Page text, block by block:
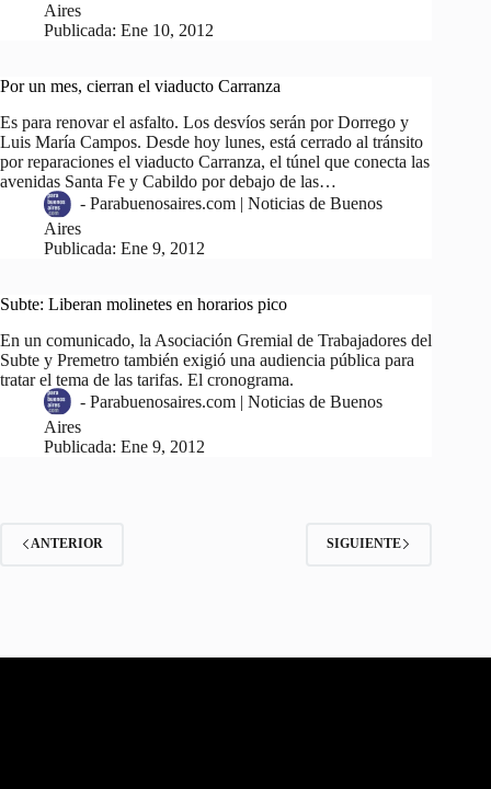
Aires
Publicada: Ene 10, 2012
Por un mes, cierran el viaducto Carranza
Es para renovar el asfalto. Los desvíos serán por Dorrego y
Luis María Campos. Desde hoy lunes, está cerrado al tránsito
por reparaciones el viaducto Carranza, el túnel que conecta las
avenidas Santa Fe y Cabildo por debajo de las…
- Parabuenosaires.com | Noticias de Buenos
Aires
Publicada: Ene 9, 2012
Subte: Liberan molinetes en horarios pico
En un comunicado, la Asociación Gremial de Trabajadores del
Subte y Premetro también exigió una audiencia pública para
tratar el tema de las tarifas. El cronograma.
- Parabuenosaires.com | Noticias de Buenos
Aires
Publicada: Ene 9, 2012
ANTERIOR SIGUIENTE